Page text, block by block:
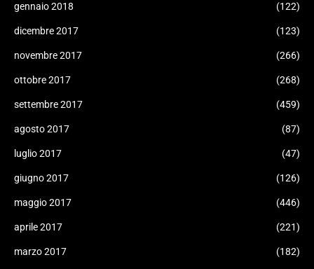
gennaio 2018 (122)
dicembre 2017 (123)
novembre 2017 (266)
ottobre 2017 (268)
settembre 2017 (459)
agosto 2017 (87)
luglio 2017 (47)
giugno 2017 (126)
maggio 2017 (446)
aprile 2017 (221)
marzo 2017 (182)